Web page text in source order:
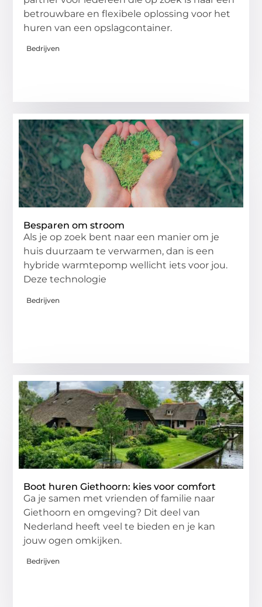
betrouwbare en flexibele oplossing voor het
huren van een opslagcontainer.
Bedrijven
Besparen om stroom
Als je op zoek bent naar een manier om je
huis duurzaam te verwarmen, dan is een
hybride warmtepomp wellicht iets voor jou.
Deze technologie
Bedrijven
Boot huren Giethoorn: kies voor comfort
Ga je samen met vrienden of familie naar
Giethoorn en omgeving? Dit deel van
Nederland heeft veel te bieden en je kan
jouw ogen omkijken.
Bedrijven